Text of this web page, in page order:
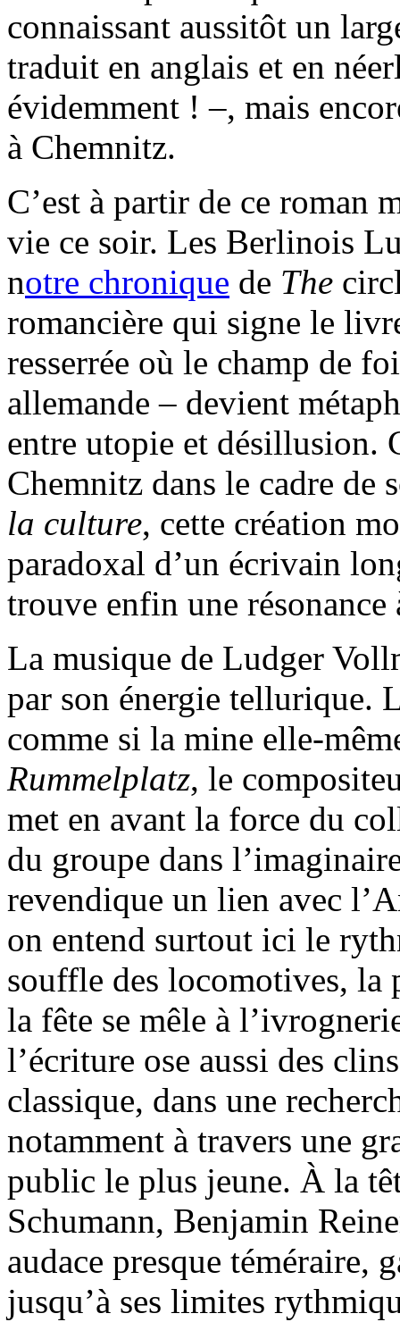
connaissant aussitôt un
traduit en anglais et en
évidemment ! –, mais
à Chemnitz.
C’est à partir de ce roman
vie ce soir. Les Berlinois
notre chronique de The
romancière qui signe le
resserrée où le champ de
allemande – devient
entre utopie et désillusion.
Chemnitz dans le cadre de
la culture, cette création
paradoxal d’un écrivain
trouve enfin une
La musique de Ludger
par son énergie tellurique.
comme si la mine elle-
Rummelplatz, le
met en avant la force du
du groupe dans
revendique un lien avec
on entend surtout ici le
souffle des locomotives, la
la fête se mêle à
l’écriture ose aussi des
classique, dans une
notamment à travers une
public le plus jeune. À la
Schumann, Benjamin
audace presque téméraire,
jusqu’à ses limites